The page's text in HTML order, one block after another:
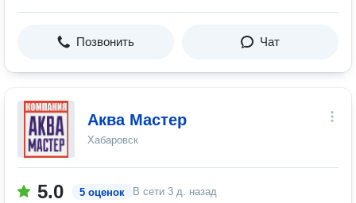
Позвонить Чат
Аква Мастер
Хабаровск
5.0 5 оценок В сети 3 д. назад